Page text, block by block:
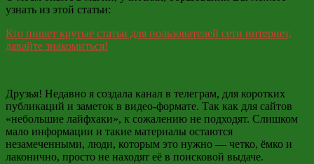
узнать из этой статьи:
Кто пишет крутые статьи для пользователей сети интернет,
давайте знакомиться!
Друзья! Недавно я создала канал в телеграм, для коротких
публикаций и заметок в видео-формате. Так как для сайтов
«небольшие лайфхаки», к сожалению не подходят. Слишком
мало информации и такие материалы остаются
незамеченными, люди, которым это нужно — четко, ёмко и
лаконично, просто не находят её в поисковой выдаче.